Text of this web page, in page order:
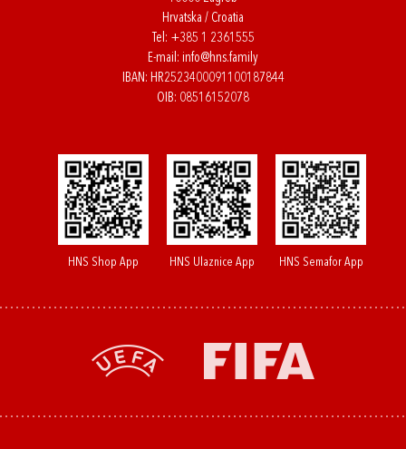
Hrvatska / Croatia
Tel: +385 1 2361555
E-mail: info@hns.family
IBAN: HR2523400091100187844
OIB: 08516152078
HNS Shop App HNS Ulaznice App HNS Semafor App